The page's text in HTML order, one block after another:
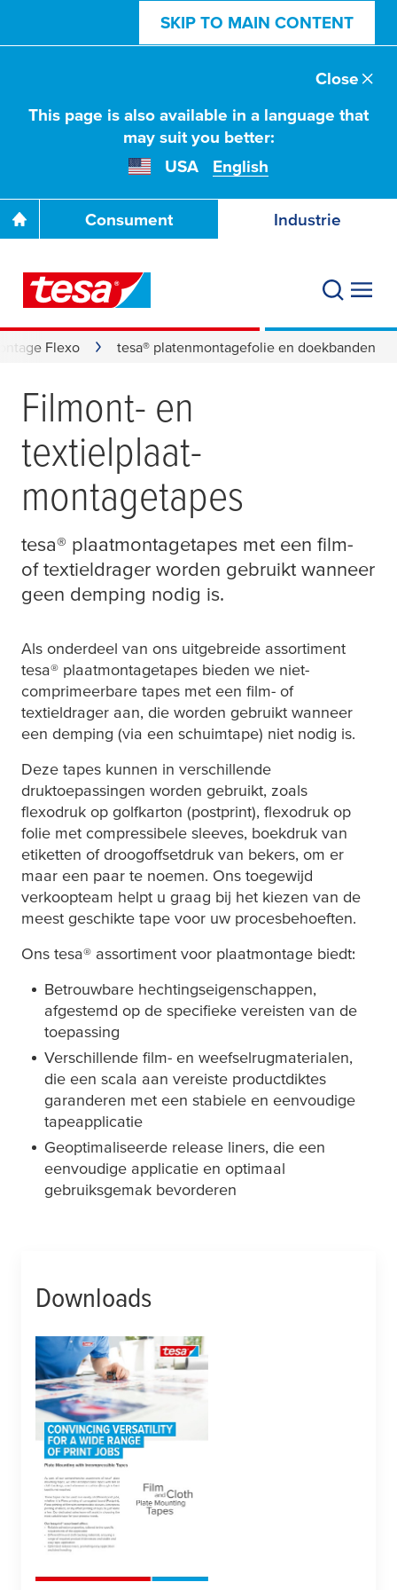
SKIP TO MAIN CONTENT
This page is also available in a language that
may suit you better:
USA
English
Close
Consument Industrie
Flexo tesa® platenmontagefolie en doekbanden
Filmont- en
textielplaat-
montagetapes
tesa® plaatmontagetapes met een film-
of textieldrager worden gebruikt wanneer
geen demping nodig is.
Als onderdeel van ons uitgebreide assortiment
tesa® plaatmontagetapes bieden we niet-
comprimeerbare tapes met een film- of
textieldrager aan, die worden gebruikt wanneer
een demping (via een schuimtape) niet nodig is.
Deze tapes kunnen in verschillende
druktoepassingen worden gebruikt, zoals
flexodruk op golfkarton (postprint), flexodruk op
folie met compressibele sleeves, boekdruk van
etiketten of droogoffsetdruk van bekers, om er
maar een paar te noemen. Ons toegewijd
verkoopteam helpt u graag bij het kiezen van de
meest geschikte tape voor uw procesbehoeften.
Ons tesa® assortiment voor plaatmontage biedt:
Betrouwbare hechtingseigenschappen,
afgestemd op de specifieke vereisten van de
toepassing
Verschillende film- en weefselrugmaterialen,
die een scala aan vereiste productdiktes
garanderen met een stabiele en eenvoudige
tapeapplicatie
Geoptimaliseerde release liners, die een
eenvoudige applicatie en optimaal
gebruiksgemak bevorderen
Downloads